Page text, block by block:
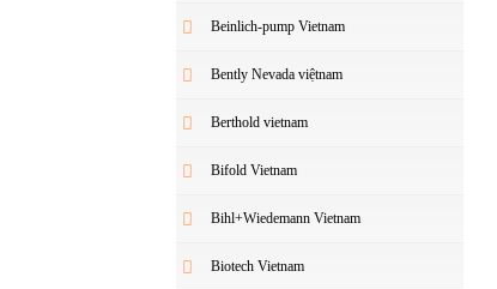
Beinlich-pump Vietnam
Bently Nevada việtnam
Berthold vietnam
Bifold Vietnam
Bihl+Wiedemann Vietnam
Biotech Vietnam